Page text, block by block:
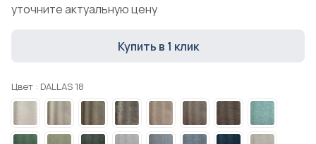
уточните актуальную цену
Купить в 1 клик
Цвет : DALLAS 18